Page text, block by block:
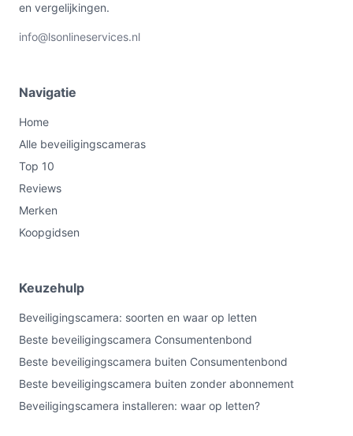
en vergelijkingen.
info@lsonlineservices.nl
Navigatie
Home
Alle beveiligingscameras
Top 10
Reviews
Merken
Koopgidsen
Keuzehulp
Beveiligingscamera: soorten en waar op letten
Beste beveiligingscamera Consumentenbond
Beste beveiligingscamera buiten Consumentenbond
Beste beveiligingscamera buiten zonder abonnement
Beveiligingscamera installeren: waar op letten?